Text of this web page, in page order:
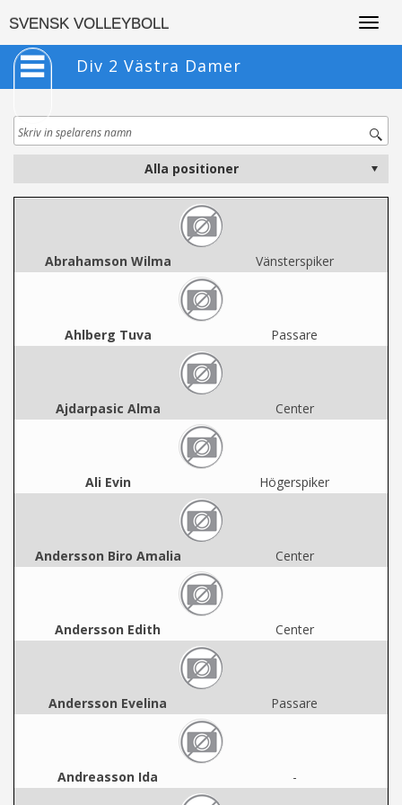
SVENSK VOLLEYBOLL
Div 2 Västra Damer
Abrahamson Wilma Vänsterspiker
Ahlberg Tuva Passare
Ajdarpasic Alma Center
Ali Evin Högerspiker
Andersson Biro Amalia Center
Andersson Edith Center
Andersson Evelina Passare
Andreasson Ida -